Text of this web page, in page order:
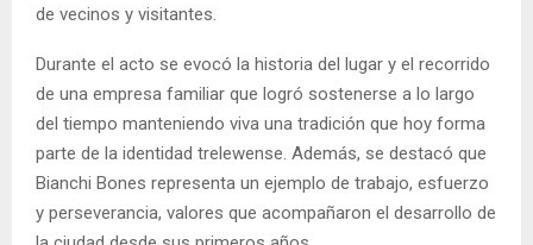
de vecinos y visitantes.
Durante el acto se evocó la historia del lugar y el recorrido
de una empresa familiar que logró sostenerse a lo largo
del tiempo manteniendo viva una tradición que hoy forma
parte de la identidad trelewense. Además, se destacó que
Bianchi Bones representa un ejemplo de trabajo, esfuerzo
y perseverancia, valores que acompañaron el desarrollo de